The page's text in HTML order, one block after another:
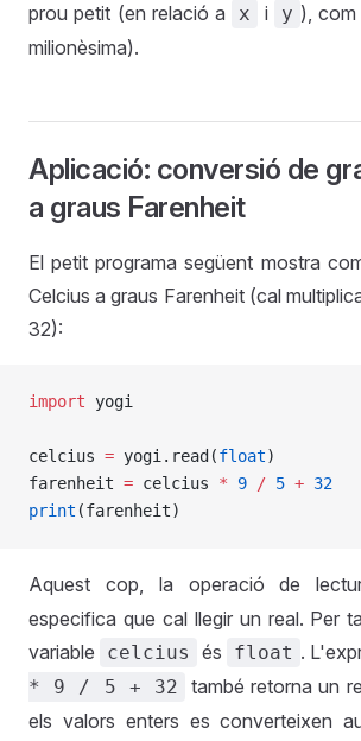
prou petit (en relació a
x i y ), com
milionèsima).
Aplicació: conversió de
a graus Farenheit
El petit programa següent mostra
Celcius a graus Farenheit (cal
32):
import yogi
celcius = yogi.read(float)
farenheit = celcius * 9 / 5 + 32
print (farenheit)
Aquest cop, la operació de
especifica que cal llegir un real. Per
variable
celcius és float .
* 9 / 5 + 32
també retorna un
els valors enters es converteixen